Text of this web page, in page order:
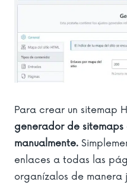
Para crear un sitemap
generador de
manualmente.
enlaces a todas las
organízalos de manera